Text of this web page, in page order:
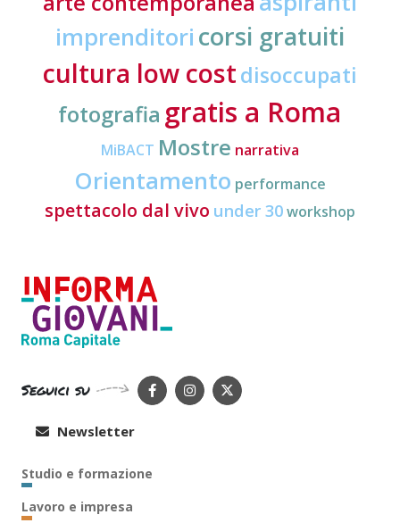
imprenditori corsi gratuiti
cultura low costdisoccupati
fotografia gratis a Roma
MiBACT Mostre narrativa
Orientamento performance
spettacolo dal vivo under 30workshop
Seguici su
Newsletter
Studio e formazione
Lavoro e impresa